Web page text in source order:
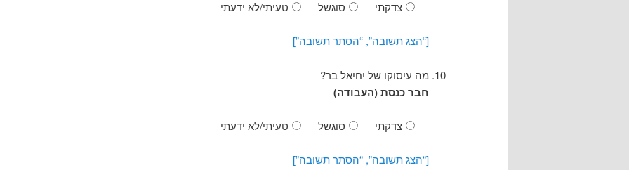
צדקתי סוגשל טעיתי/לא ידעתי
[“הצג תשובה”, “הסתר תשובה”]
מה עיסוקו של יחיאל בר?
חבר כנסת (העבודה)
צדקתי סוגשל טעיתי/לא ידעתי
[“הצג תשובה”, “הסתר תשובה”]